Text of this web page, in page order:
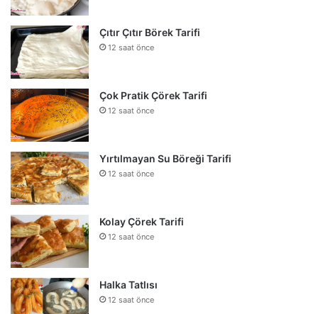
Çıtır Çıtır Börek Tarifi
12 saat önce
Çok Pratik Çörek Tarifi
12 saat önce
Yırtılmayan Su Böreği Tarifi
12 saat önce
Kolay Çörek Tarifi
12 saat önce
Halka Tatlısı
12 saat önce